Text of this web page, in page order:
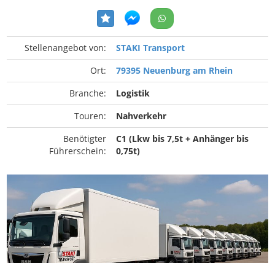
Stellenangebot von:
STAKI Transport
Ort:
79395 Neuenburg am Rhein
Branche:
Logistik
Touren:
Nahverkehr
Benötigter
Führerschein:
C1 (Lkw bis 7,5t + Anhänger bis
0,75t)